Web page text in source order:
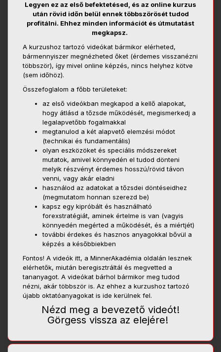
Legyen ez az első befektetésed, és az online kurzus
után rövid időn belül ennek többszörösét tudod
profitálni. Ehhez minden információt és útmutatást
megkapsz.
A kurzushoz tartozó videókat bármikor elérheted,
bármennyiszer megnézheted őket (érdemes visszanézni
többször), így mivel online képzés, nincs helyhez kötve
(sem időhöz).
Összefoglalom a főbb területeket:
az első videókban megkapod a kellő alapokat,
hogy átlásd a tőzsde működését, megismerkedj a
legalapvetőbb fogalmakkal
megtanulod a két alapvető elemzési módot
(technikai és fundamentális)
olyan eszközöket és speciális módszereket
mutatok, amivel könnyedén el tudod dönteni
melyik részvényt érdemes hosszú/rövid távon
venni, vagy akár eladni
használod az adatokat a tőzsdei döntéseidhez
(megmutatom honnan szerezd be)
kapsz egy kipróbált és használható
forexstratégiát, aminek értelme is van (vagyis
könnyedén megérted a működését, és a miértjét)
további érdekes és hasznos anyagokkal bővül a
képzés a későbbiekben
Fontos! A videók itt, a MinnerAkadémia oldalán lesznek
elérhetők, miután beregisztráltál és megvetted a
tananyagot. A videókat bárhol bármikor meg tudod
nézni, akár többször is. Az ehhez a kurzushoz tartozó
újabb oktatóanyagokat is ide kerülnek fel.
Nézd meg a bevezető videót!
Görgess vissza az elejére!